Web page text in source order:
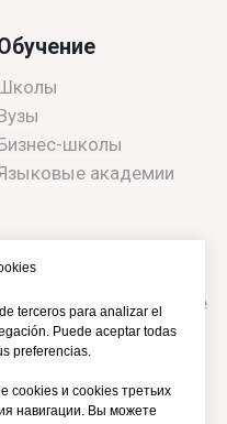
terceros para analizar el
Puede aceptar todas
preferencias.
cookies и cookies третьих
навигации. Вы можете